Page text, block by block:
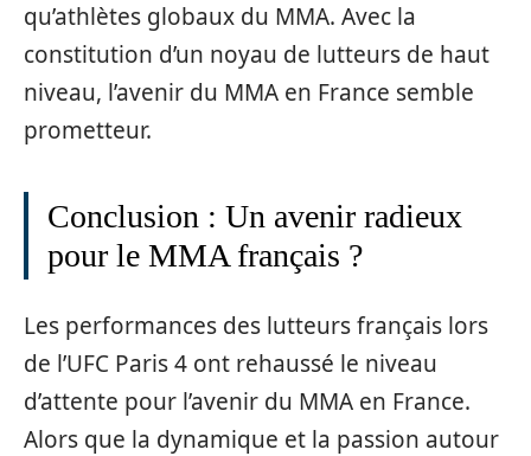
qu’athlètes globaux du MMA. Avec la
constitution d’un noyau de lutteurs de haut
niveau, l’avenir du MMA en France semble
prometteur.
Conclusion : Un avenir radieux
pour le MMA français ?
Les performances des lutteurs français lors
de l’UFC Paris 4 ont rehaussé le niveau
d’attente pour l’avenir du MMA en France.
Alors que la dynamique et la passion autour